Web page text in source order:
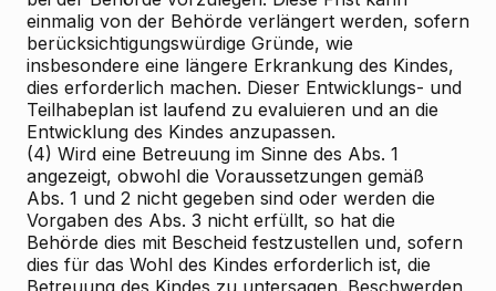
einmalig von der Behörde verlängert werden, sofern
berücksichtigungswürdige Gründe, wie
insbesondere eine längere Erkrankung des Kindes,
dies erforderlich machen. Dieser Entwicklungs- und
Teilhabeplan ist laufend zu evaluieren und an die
Entwicklung des Kindes anzupassen.
(4) Wird eine Betreuung im Sinne des Abs. 1
angezeigt, obwohl die Voraussetzungen gemäß
Abs. 1 und 2 nicht gegeben sind oder werden die
Vorgaben des Abs. 3 nicht erfüllt, so hat die
Behörde dies mit Bescheid festzustellen und, sofern
dies für das Wohl des Kindes erforderlich ist, die
Betreuung des Kindes zu untersagen. Beschwerden